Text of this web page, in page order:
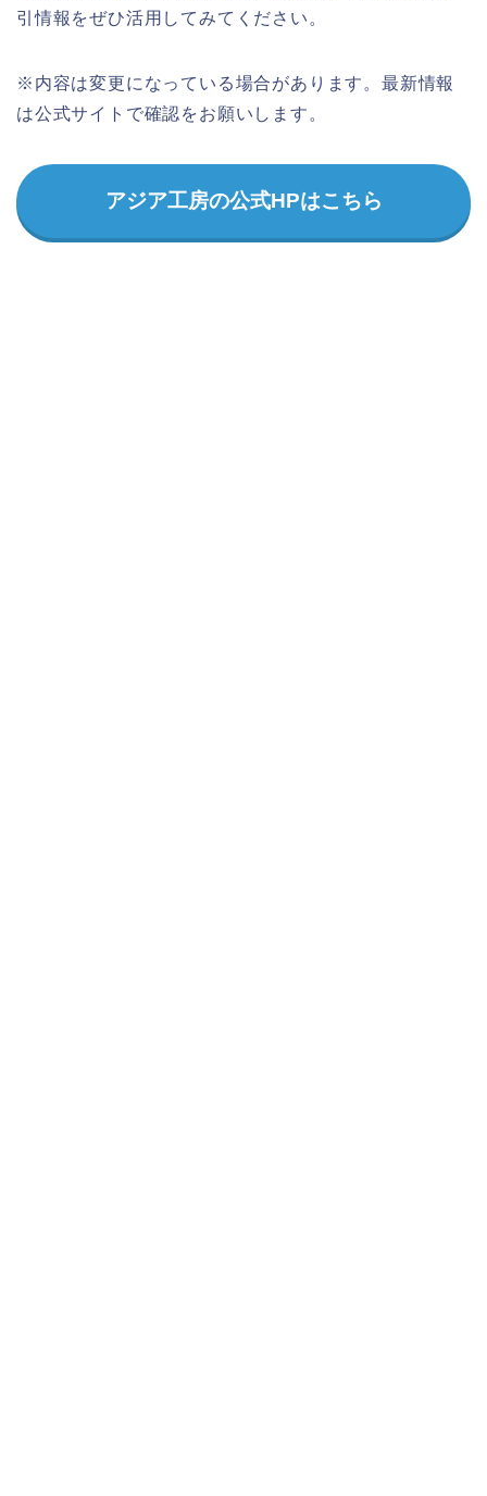
引情報をぜひ活用してみてください。
※内容は変更になっている場合があります。最新情報
は公式サイトで確認をお願いします。
アジア工房の公式HPはこちら